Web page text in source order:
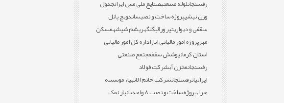
رفسنجانلوله صنعتیصنایع ملی مس ایرانجدول
وزن نبشیپروژه ساخت و نصبساندویچ پانل
سقفی و دیواریتیر ورقیگلگهرپشم شیشهمسکن
مهرپروژه امور مالیاتی اناراداره کل امور مالیاتی
استان کرمانپوشش سقفمجتمع صنعتی
رفسنجانمخزن آبشرکت فولاد
ایرانیانرفسنجانشرکت خاتم الانبیاء موسسه
حراءپروژه ساخت و نصب 8 واحدی
انبار نمک